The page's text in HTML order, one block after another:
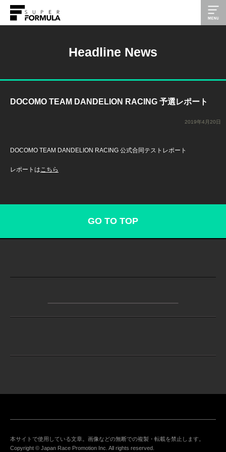
Headline News
DOCOMO TEAM DANDELION RACING 予選レポート
2019年4月20日
DOCOMO TEAM DANDELION RACING 公式合同テストレポート
レポートはこちら
GO TO TOP
本サイトで使用している文章。画像などの無断での複製・転載を禁止します。
Copyright © Japan Race Promotion Inc. All rights reserved.